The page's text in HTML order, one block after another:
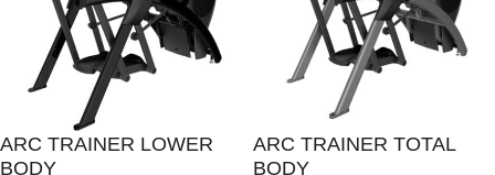
ARC TRAINER LOWER
BODY
ARC TRAINER TOTAL
BODY